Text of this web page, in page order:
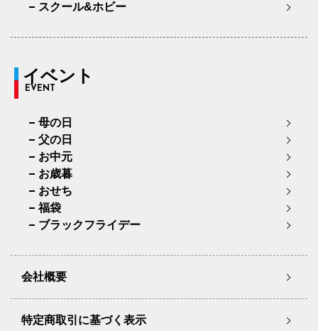
スクール&ホビー
イベント
EVENT
母の日
父の日
お中元
お歳暮
おせち
福袋
ブラックフライデー
会社概要
特定商取引に基づく表示